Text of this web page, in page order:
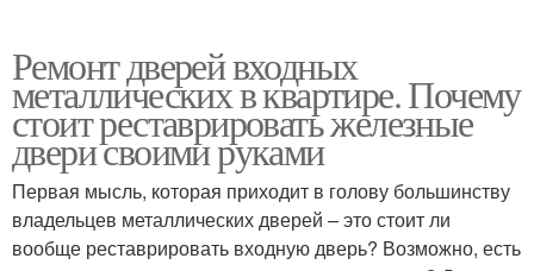
Ремонт дверей входных
металлических в квартире. Почему
стоит реставрировать железные
двери своими руками
Первая мысль, которая приходит в голову большинству
владельцев металлических дверей – это стоит ли
вообще реставрировать входную дверь? Возможно, есть